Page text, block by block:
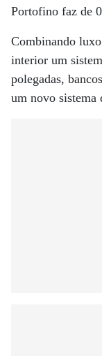
Portofino faz de
Combinando
interior um
polegadas,
um novo sistema